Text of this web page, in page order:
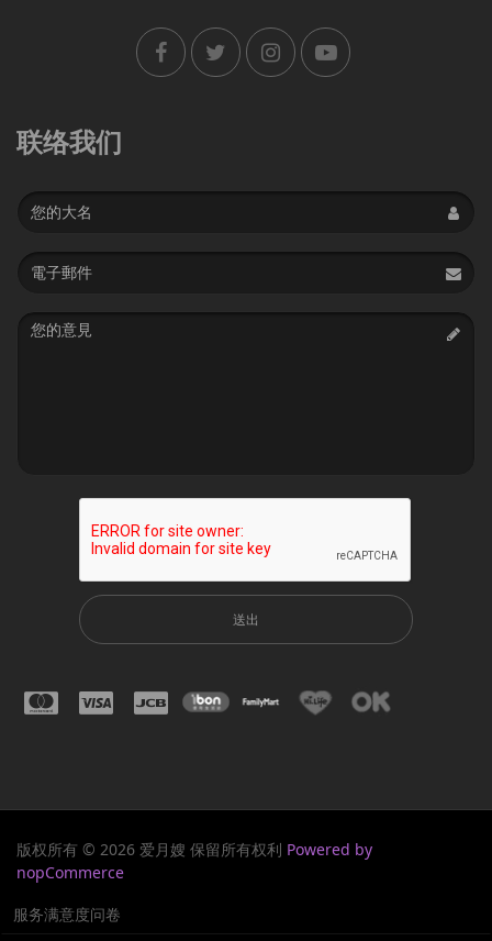
联络我们
Name
Email
address
Message
送出
版权所有 © 2026 爱月嫂 保留所有权利 Powered by
nopCommerce
服务满意度问卷